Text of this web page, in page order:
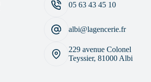
05 63 43 45 10
albi@lagencerie.fr
229 avenue Colonel
Teyssier, 81000 Albi